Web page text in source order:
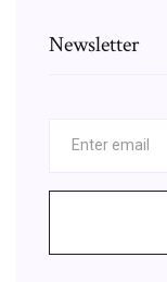
Newsletter